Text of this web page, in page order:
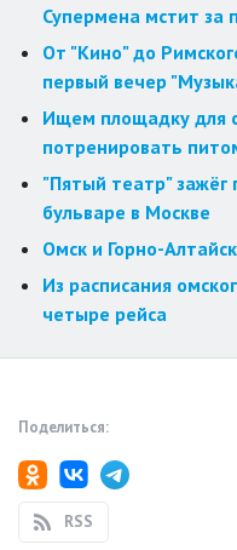
Супермена мстит за
От "Кино" до
первый вечер
Ищем площадку для
потренировать
"Пятый театр" зажёг
бульваре в Москве
Омск и Горно-
Из расписания
четыре рейса
Поделиться:
RSS